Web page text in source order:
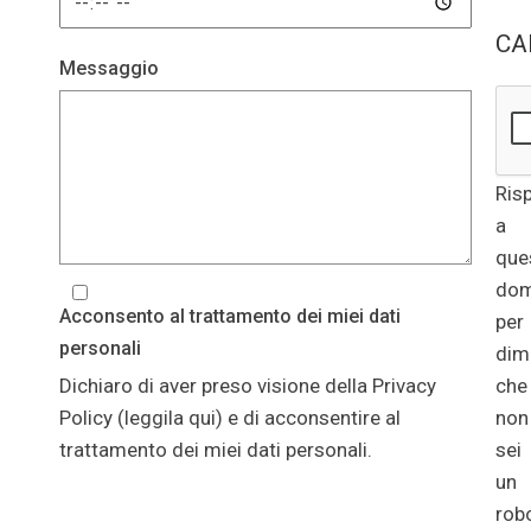
Messaggio
Acconsento al trattamento dei miei dati
personali
Dichiaro di aver preso visione della Privacy
Policy (leggila qui) e di acconsentire al
trattamento dei miei dati personali.
a
per
che
non
sei
un